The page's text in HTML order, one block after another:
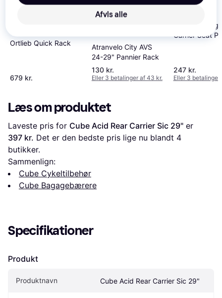
Ortlieb Quick Rack
679 kr.
Atranvelo City AVS
24-29" Pannier Rack
130 kr.
Eller 3 betalinger af 43 kr.
Atranvelo
Carrier Seat
247 kr.
Eller 3 betalinger
Læs om produktet
Laveste pris for Cube Acid Rear Carrier Sic 29"
397 kr. Det er den bedste pris lige nu blandt 4
butikker.
Sammenlign:
Cube Cykeltilbehør
Cube Bagagebærere
Specifikationer
Produkt
Produktnavn Cube Acid Rear Carrier Sic 29"
Afvis alle